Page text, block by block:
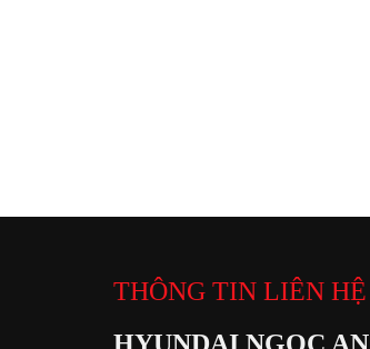
THÔNG TIN LIÊN HỆ